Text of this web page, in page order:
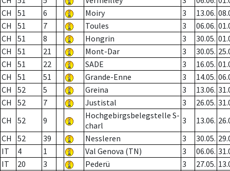
CH
51 6 Moiry 3 13.06.
CH
51 7 Toules 3 06.06.
CH
51 8 Hongrin 3 30.05.
CH
51 21 Mont-Dar 3 30.05.
CH
51 22 SADE 3 16.05.
CH
51 51 Grande-Enne 3 14.05.
CH
52 5 Greina 3 13.06.
CH
52 7 Justistal 3 26.05.
CH
52 9
Hochgebirgsbelegstelle S-
charl
3 13.06.
CH
52 39 Nessleren 3 30.05.
IT
4 1 Val Genova (TN) 3 06.06.
IT
20 3 Pederü 3 27.05.